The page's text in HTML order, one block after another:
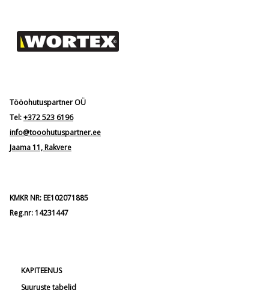
Tööohutuspartner OÜ
Tel:+372 523 6196
info@tooohutuspartner.ee
Jaama 11, Rakvere
KMKR NR: EE102071885
Reg.nr: 14231447
KAPITEENUS
Suuruste tabelid